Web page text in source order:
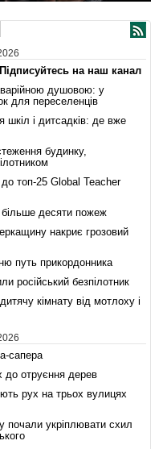
на наш канал
душовою: у
для переселенців
шкіл і дитсадків: де вже
будинку,
топ-25 Global Teacher
десяти пожеж
накриє грозовий
путь прикордонника
російський безпілотник
кімнату від мотлоху і
сапера
до отруєння дерев
рух на трьох вулицях
почали укріплювати схил